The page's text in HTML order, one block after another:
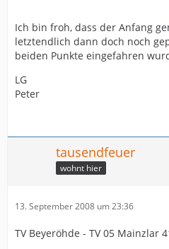
Ich bin froh, dass der Anfang
letztendlich dann doch noch
beiden Punkte eingefahren
LG
Peter
tausendfeuer
wohnt hier
13. September 2008 um 23:36
TV Beyeröhde - TV 05 Mainzlar